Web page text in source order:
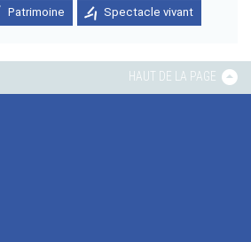
Patrimoine Spectacle vivant
HAUT DE LA PAGE